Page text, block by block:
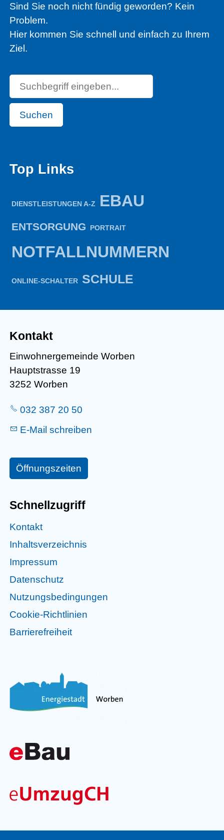
Sind Sie noch nicht fündig geworden? Kein
Problem.
Hier kommen Sie schnell und einfach zu Ihrem
Ziel.
Suchen
Top Links
DIENSTLEISTUNGEN A-Z EBAU
ENTSORGUNG PORTRAIT
NOTFALLNUMMERN
ONLINE-SCHALTER SCHULE
Kontakt
Einwohnergemeinde Worben
Hauptstrasse 19
3252 Worben
032 387 20 50
E-Mail schreiben
Öffnungszeiten
Schnellzugriff
Kontakt
Inhaltsverzeichnis
Impressum
Datenschutz
Nutzungsbedingungen
Cookie-Richtlinien
Barrierefreiheit